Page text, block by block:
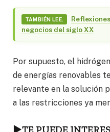
TAMBIÉN LEE.
negocios del siglo XX
Por supuesto, el
de energías renovables
relevante en la solución
a las restricciones ya